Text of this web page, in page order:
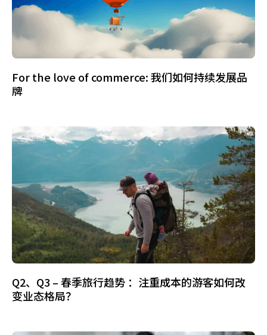
For the love of commerce: 我们如何持续发展品
牌
Q2、Q3 – 春季旅行趋势 ：注重成本的游客如何改
变业态格局？